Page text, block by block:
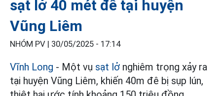
sạt lở 40 mét đê tại huyện
Vũng Liêm
NHÓM PV | 30/05/2025 - 17:14
Vĩnh Long - Một vụ sạt lở nghiêm trọng xảy ra
tại huyện Vũng Liêm, khiến 40m đê bị sụp lún,